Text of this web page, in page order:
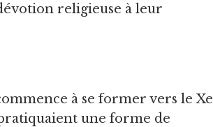
religieuse à leur
à se former vers le Xe
une forme de